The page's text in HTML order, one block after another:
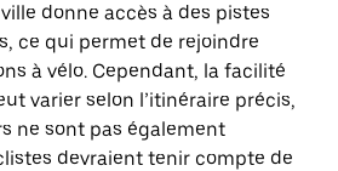
donne accès à des pistes
ce qui permet de rejoindre
à vélo. Cependant, la facilité
varier selon l’itinéraire précis,
ne sont pas également
devraient tenir compte de